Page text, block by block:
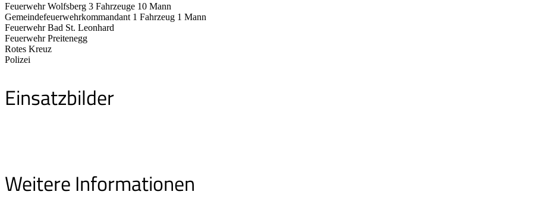
Feuerwehr Wolfsberg 3 Fahrzeuge 10 Mann
Gemeindefeuerwehrkommandant 1 Fahrzeug 1 Mann
Feuerwehr Bad St. Leonhard
Feuerwehr Preitenegg
Rotes Kreuz
Polizei
Einsatzbilder
Weitere Informationen